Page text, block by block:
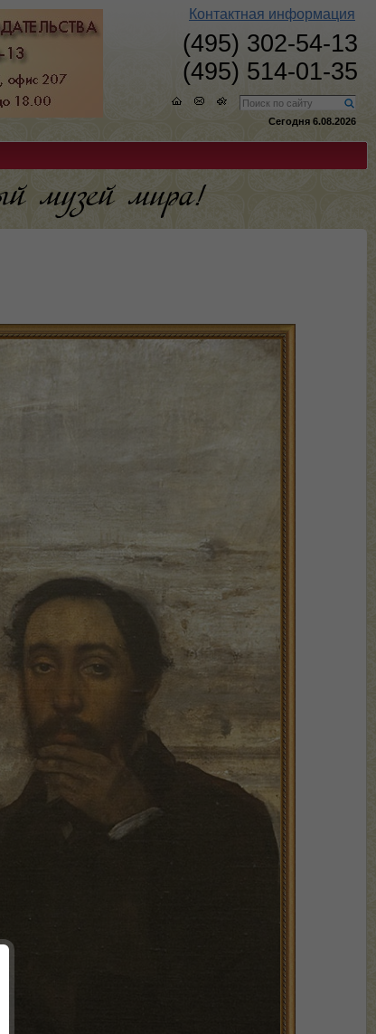
Контактная информация
(495) 302-54-13
(495) 514-01-35
Сегодня 6.08.2026